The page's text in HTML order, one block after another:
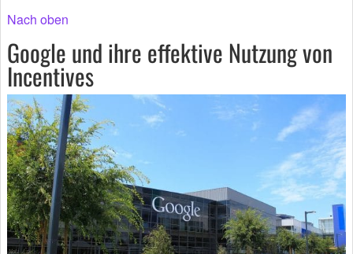
Nach oben
Google und ihre effektive Nutzung von
Incentives